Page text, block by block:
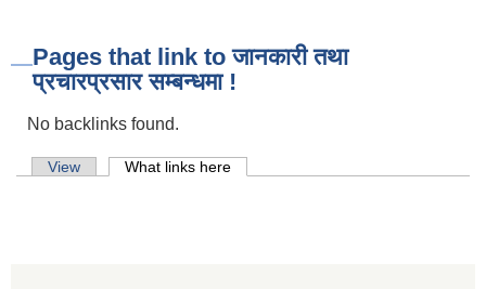
Pages that link to जानकारी तथा
प्रचारप्रसार सम्बन्धमा !
No backlinks found.
Primary tabs
View What links here